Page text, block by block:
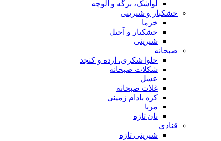
لواشک، برگه و آلوچه
خشکبار و شیرینی
خرما
خشکبار و آجیل
شیرینی
صبحانه
حلوا شکری، ارده و کنجد
شکلات صبحانه
عسل
غلات صبحانه
کره بادام زمینی
مربا
نان تازه
قنادی
شیرینی تازه